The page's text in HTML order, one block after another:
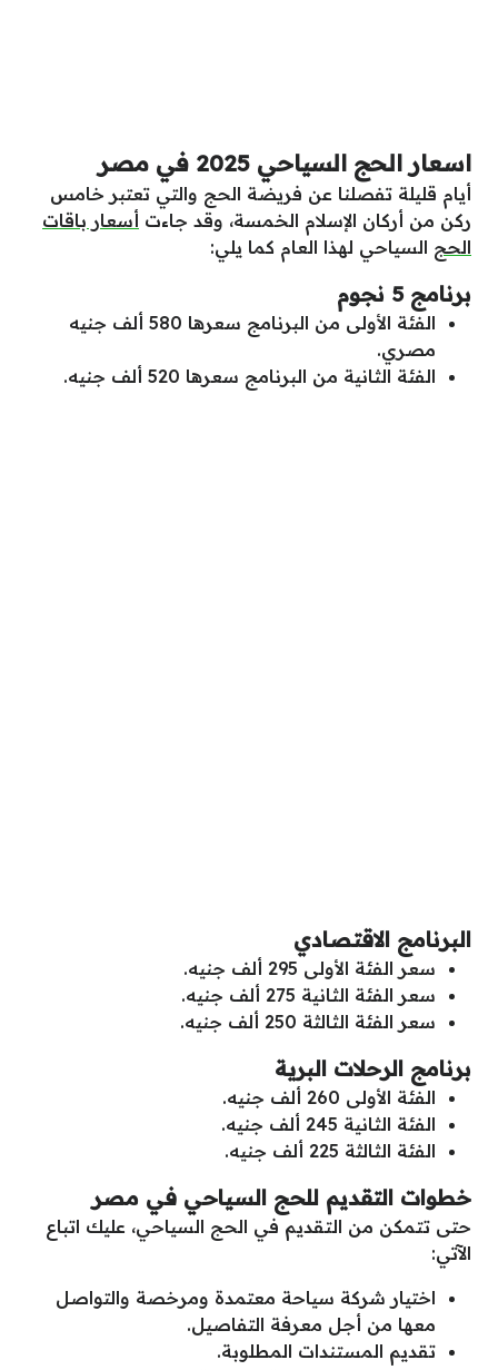
اسعار الحج السياحي 2025 في مصر
أيام قليلة تفصلنا عن فريضة الحج والتي تعتبر خامس
ركن من أركان الإسلام الخمسة، وقد جاءت أسعار باقات
الحج السياحي لهذا العام كما يلي:
برنامج 5 نجوم
الفئة الأولى من البرنامج سعرها 580 ألف جنيه
مصري.
الفئة الثانية من البرنامج سعرها 520 ألف جنيه.
البرنامج الاقتصادي
سعر الفئة الأولى 295 ألف جنيه.
سعر الفئة الثانية 275 ألف جنيه.
سعر الفئة الثالثة 250 ألف جنيه.
برنامج الرحلات البرية
الفئة الأولى 260 ألف جنيه.
الفئة الثانية 245 ألف جنيه.
الفئة الثالثة 225 ألف جنيه.
خطوات التقديم للحج السياحي في مصر
حتى تتمكن من التقديم في الحج السياحي، عليك اتباع
الآتي:
اختيار شركة سياحة معتمدة ومرخصة والتواصل
معها من أجل معرفة التفاصيل.
تقديم المستندات المطلوبة.